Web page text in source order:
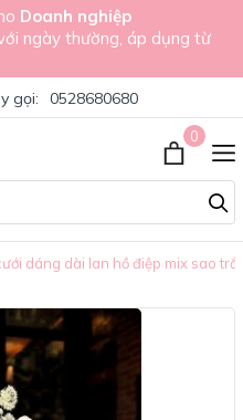
Doanh nghiệp
ngày thường, áp dụng từ
gọi: 0528680680
0
dáng dài lan hồ điệp mix sao